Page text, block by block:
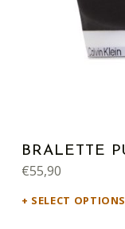
BRALETTE
€55,90
SELECT OPTIONS